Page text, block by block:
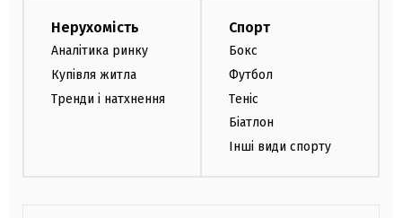
Нерухомість
Аналітика ринку
Купівля житла
Тренди і натхнення
Спорт
Бокс
Футбол
Теніс
Біатлон
Інші види спорту